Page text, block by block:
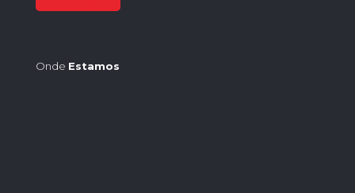
Onde Estamos